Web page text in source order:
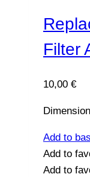
Filter
10,00 €
Add to
Add to
Add to